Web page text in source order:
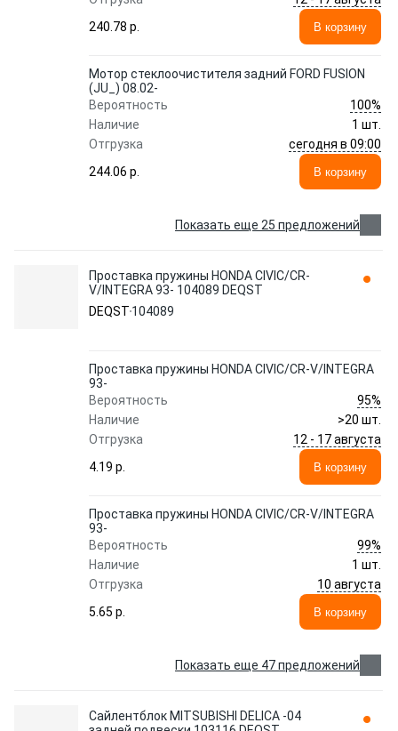
240.78 p.
В корзину
Мотор стеклоочистителя задний FORD FUSION
(JU_) 08.02-
Вероятность
100%
Наличие
1 шт.
Отгрузка
сегодня в 09:00
244.06 p.
В корзину
Показать еще 25 предложений
Проставка пружины HONDA CIVIC/CR-
V/INTEGRA 93- 104089 DEQST
DEQST 104089
Проставка пружины HONDA CIVIC/CR-V/INTEGRA
93-
Вероятность
95%
Наличие
>20 шт.
Отгрузка
12 - 17 августа
4.19 p.
В корзину
Проставка пружины HONDA CIVIC/CR-V/INTEGRA
93-
Вероятность
99%
Наличие
1 шт.
Отгрузка
10 августа
5.65 p.
В корзину
Показать еще 47 предложений
Сайлентблок MITSUBISHI DELICA -04